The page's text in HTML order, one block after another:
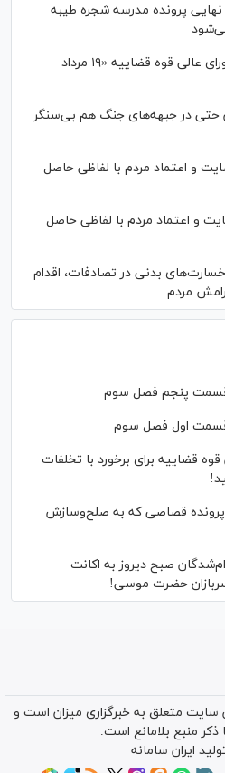
نهایی پرونده مدرسه شجره طیبه
گزیده‌هایی از جلسه شورای عالی قوه قضاییه «۱۹ مرداد
حتی در جبهه‌های جنگ هم بی‌سنگر
و اعتماد مردم با لفاظی حاصل
و اعتماد مردم با لفاظی حاصل
بدنی در تصادفات، اقدام
مردم
قسمت پنجم فصل سوم
قسمت اول فصل سوم
قضاییه برای برخورد با تخلفات
بیش از ۳ هزار پرونده قصاصی که به صلح‌وسازش
صبح دیروز به اکانت
حضرت موسی!
متعلق به خبرگزاری میزان است و
ذکر منبع بلامانع است.
ایران سامانه